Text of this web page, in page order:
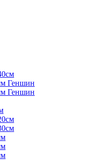
Геншин
Геншин